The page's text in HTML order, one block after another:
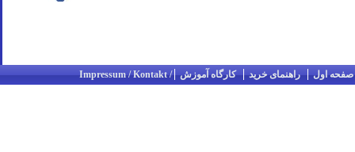
صفحه اول راهنمای خرید کارگاه آموزش